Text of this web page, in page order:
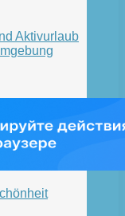
Aktivurlaub